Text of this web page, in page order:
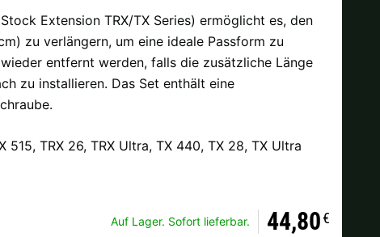
Extension TRX/TX Series) ermöglicht es, den
zu verlängern, um eine ideale Passform zu
entfernt werden, falls die zusätzliche Länge
zu installieren. Das Set enthält eine
515, TRX 26, TRX Ultra, TX 440, TX 28, TX Ultra
Auf Lager. Sofort lieferbar. 44,80€
Ok
bei der Bestellung.